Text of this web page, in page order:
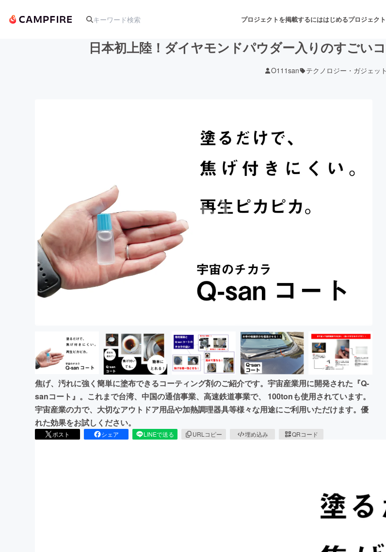
プロジェクトを掲載するにははじめるプロジェク
舞台・
ゲーム・サービス開発
書籍・雑誌出版
ビジネス・起業 チャレンジ ビュー
まちづくり・地域活性化
CAMPFIREふるさと納税
日本初上陸！ダイヤモンドパウダー入りのすごい
O111san テクノロジー・ガジェット
焦げ、汚れに強く簡単に塗布できるコーティング剤のご紹介です。宇宙産業用に開発された『Q-
sanコート』。これまで台湾、中国の通信事業、高速鉄道事業で、 100tonも使用されています。
宇宙産業の力で、大切なアウトドア用品や加熱調理器具等様々な用途にご利用いただけます。優
れた効果をお試しください。
ポスト シェア LINEで送る URLコピー 埋め込み QRコード